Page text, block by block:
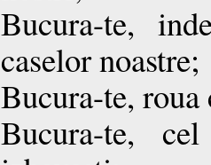
Bucura-te,
caselor noastre;
Bucura-te,
Bucura-te,